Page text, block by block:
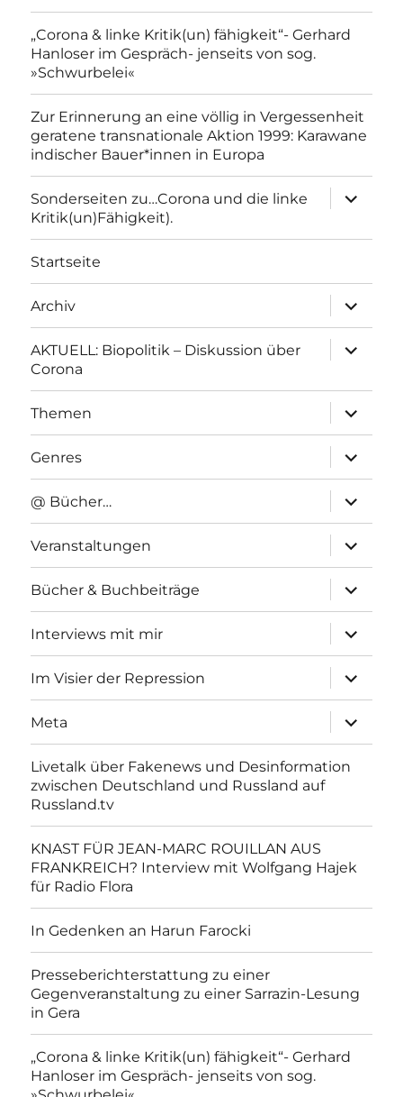
„Corona & linke Kritik(un) fähigkeit“- Gerhard
Hanloser im Gespräch- jenseits von sog.
»Schwurbelei«
Zur Erinnerung an eine völlig in Vergessenheit
geratene transnationale Aktion 1999: Karawane
indischer Bauer*innen in Europa
Sonderseiten zu…Corona und die linke
Kritik(un)Fähigkeit).
anzeigen
Startseite
Archiv
anzeigen
AKTUELL: Biopolitik – Diskussion über
Corona
anzeigen
Themen
anzeigen
Genres
anzeigen
@ Bücher…
anzeigen
Veranstaltungen
anzeigen
Bücher & Buchbeiträge
anzeigen
Interviews mit mir
anzeigen
Im Visier der Repression
anzeigen
Meta
anzeigen
Livetalk über Fakenews und Desinformation
zwischen Deutschland und Russland auf
Russland.tv
KNAST FÜR JEAN-MARC ROUILLAN AUS
FRANKREICH? Interview mit Wolfgang Hajek
für Radio Flora
In Gedenken an Harun Farocki
Presseberichterstattung zu einer
Gegenveranstaltung zu einer Sarrazin-Lesung
in Gera
„Corona & linke Kritik(un) fähigkeit“- Gerhard
Hanloser im Gespräch- jenseits von sog.